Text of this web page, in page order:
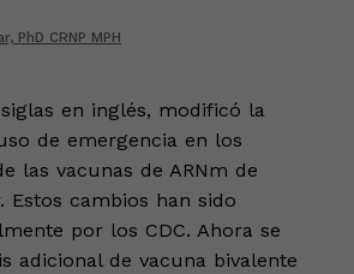
PhD CRNP MPH
en inglés, modificó la
de emergencia en los
las vacunas de ARNm de
Estos cambios han sido
por los CDC. Ahora se
adicional de vacuna bivalente